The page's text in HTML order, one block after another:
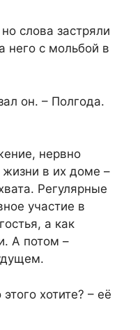
слова застряли
него с мольбой в
он. – Полгода.
нервно
в их доме –
Регулярные
участие в
а как
А потом –
хотите? – её